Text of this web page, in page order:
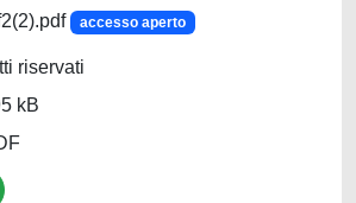
accesso aperto
riservati
kB